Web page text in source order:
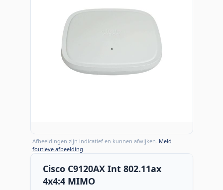
Afbeeldingen zijn indicatief en kunnen afwijken. Meld
foutieve afbeelding
Cisco C9120AX Int 802.11ax
4x4:4 MIMO